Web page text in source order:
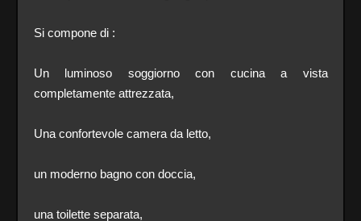
Si compone di :
Un luminoso soggiorno con cucina a vista
completamente attrezzata,
Una confortevole camera da letto,
un moderno bagno con doccia,
una toilette separata,